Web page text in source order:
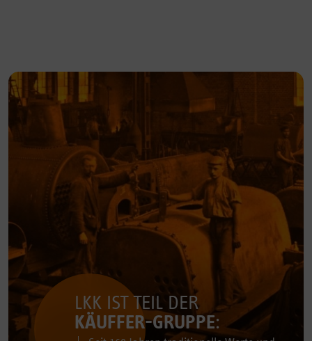
LKK IST TEIL DER
KÄUFFER-GRUPPE: